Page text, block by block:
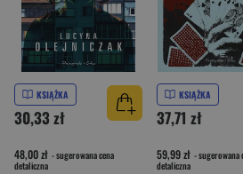
KSIĄŻKA
30,33 zł
48,00 zł - sugerowana cena
detaliczna
KSIĄŻKA
37,71 zł
59,99 zł - sugerowana
detaliczna